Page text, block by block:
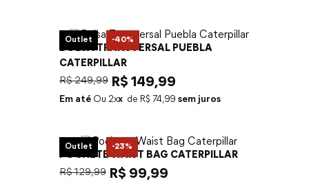
Outlet -40%
BOLSA TRANSVERSAL PUEBLA
CATERPILLAR
R$ 249,99 R$ 149,99
Em até 2 x R$ 74,99 sem juros
Outlet -23%
POCHETE WAIST BAG CATERPILLAR
R$ 129,99 R$ 99,99